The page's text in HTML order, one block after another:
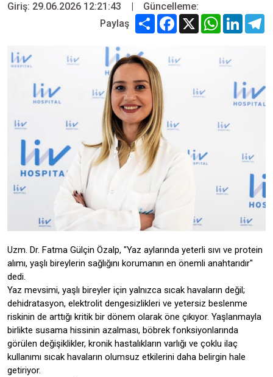
Giriş: 29.06.2026 12:21:43 |
Güncelleme:
Paylaş
Share Facebook
X WhatsApp
Uzm. Dr. Fatma Gülçin Özalp, "Yaz aylarında yeterli sıvı ve protein
alımı, yaşlı bireylerin sağlığını korumanın en önemli anahtarıdır"
dedi.
Yaz mevsimi, yaşlı bireyler için yalnızca sıcak havaların değil;
dehidratasyon, elektrolit dengesizlikleri ve yetersiz beslenme
riskinin de arttığı kritik bir dönem olarak öne çıkıyor. Yaşlanmayla
birlikte susama hissinin azalması, böbrek fonksiyonlarında
görülen değişiklikler, kronik hastalıkların varlığı ve çoklu ilaç
kullanımı sıcak havaların olumsuz etkilerini daha belirgin hale
getiriyor.